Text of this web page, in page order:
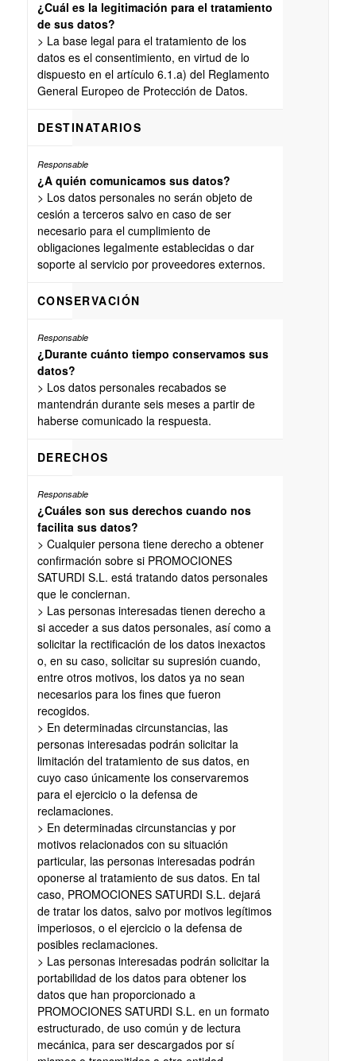
¿Cuál es la legitimación para el tratamiento
de sus datos?
> La base legal para el tratamiento de los
datos es el consentimiento, en virtud de lo
dispuesto en el artículo 6.1.a) del Reglamento
General Europeo de Protección de Datos.
DESTINATARIOS
¿A quién comunicamos sus datos?
> Los datos personales no serán objeto de
cesión a terceros salvo en caso de ser
necesario para el cumplimiento de
obligaciones legalmente establecidas o dar
soporte al servicio por proveedores externos.
CONSERVACIÓN
¿Durante cuánto tiempo conservamos sus
datos?
> Los datos personales recabados se
mantendrán durante seis meses a partir de
haberse comunicado la respuesta.
DERECHOS
¿Cuáles son sus derechos cuando nos
facilita sus datos?
> Cualquier persona tiene derecho a obtener
confirmación sobre si PROMOCIONES
SATURDI S.L. está tratando datos personales
que le conciernan.
> Las personas interesadas tienen derecho a
si acceder a sus datos personales, así como a
solicitar la rectificación de los datos inexactos
o, en su caso, solicitar su supresión cuando,
entre otros motivos, los datos ya no sean
necesarios para los fines que fueron
recogidos.
> En determinadas circunstancias, las
personas interesadas podrán solicitar la
limitación del tratamiento de sus datos, en
cuyo caso únicamente los conservaremos
para el ejercicio o la defensa de
reclamaciones.
> En determinadas circunstancias y por
motivos relacionados con su situación
particular, las personas interesadas podrán
oponerse al tratamiento de sus datos. En tal
caso, PROMOCIONES SATURDI S.L. dejará
de tratar los datos, salvo por motivos legítimos
imperiosos, o el ejercicio o la defensa de
posibles reclamaciones.
> Las personas interesadas podrán solicitar la
portabilidad de los datos para obtener los
datos que han proporcionado a
PROMOCIONES SATURDI S.L. en un formato
estructurado, de uso común y de lectura
mecánica, para ser descargados por sí